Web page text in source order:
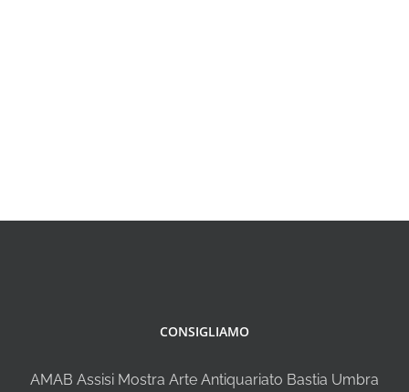
CONSIGLIAMO
AMAB Assisi Mostra Arte Antiquariato Bastia Umbra